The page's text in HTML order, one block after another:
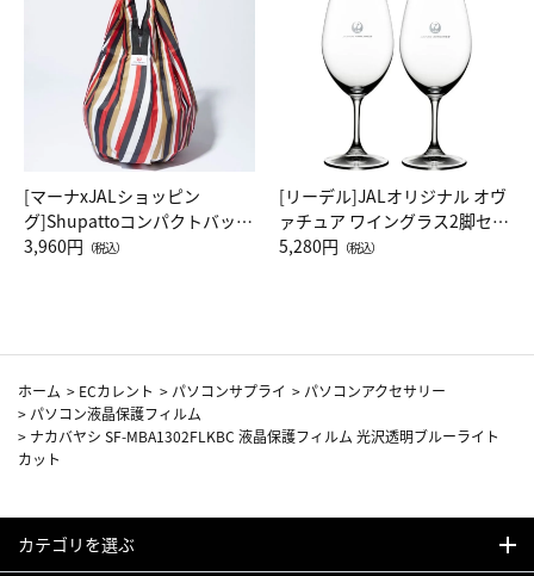
[マーナxJALショッピン
グ]Shupattoコンパクトバッグ
Drop JAL客室乗務員（LC）ス
3,960円 （税込）
[リーデル]JALオリジナル オヴ
ァチュア ワイングラス2脚セッ
ト（レッドワイン）
5,280円 （税込）
ホーム > ECカレント > パソコンサプライ > パソコンアクセサリー
> パソコン液晶保護フィルム
> ナカバヤシ SF-MBA1302FLKBC 液晶保護フィルム 光沢透明ブルーライト
カット
カテゴリを選ぶ